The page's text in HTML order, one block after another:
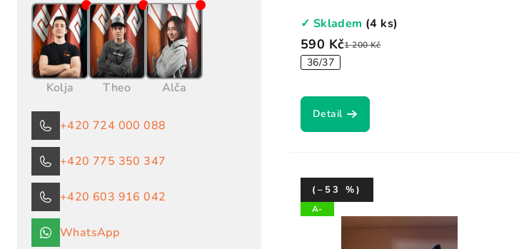
Kolja Theo Alča
+420 724 000 088
+420 775 350 347
+420 603 916 042
WhatsApp
590 Kč1 200 Kč
36/37
✓ Skladem (4 ks)
Detail
A-
(–53 %)